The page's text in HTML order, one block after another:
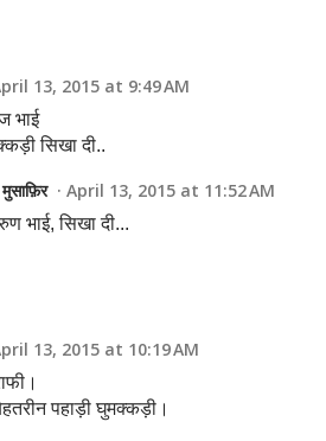
13, 2015 at 9:49 AM
भाई
सिखा दी..
April 13, 2015 at 11:52 AM
भाई, सिखा दी...
13, 2015 at 10:19 AM
पहाड़ी घुमक्कड़ी।